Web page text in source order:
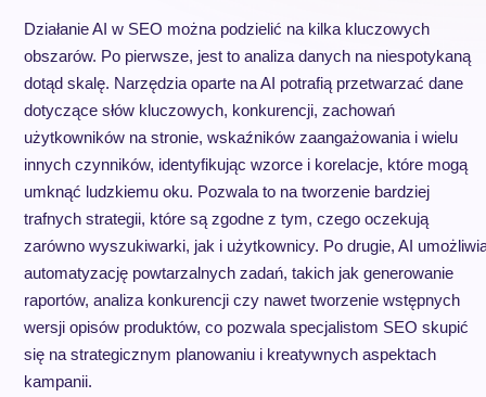
Działanie AI w SEO można podzielić na kilka kluczowych
obszarów. Po pierwsze, jest to analiza danych na niespotykaną
dotąd skalę. Narzędzia oparte na AI potrafią przetwarzać dane
dotyczące słów kluczowych, konkurencji, zachowań
użytkowników na stronie, wskaźników zaangażowania i wielu
innych czynników, identyfikując wzorce i korelacje, które mogą
umknąć ludzkiemu oku. Pozwala to na tworzenie bardziej
trafnych strategii, które są zgodne z tym, czego oczekują
zarówno wyszukiwarki, jak i użytkownicy. Po drugie, AI
automatyzację powtarzalnych zadań, takich jak generowanie
raportów, analiza konkurencji czy nawet tworzenie wstępnych
wersji opisów produktów, co pozwala specjalistom SEO skupić
się na strategicznym planowaniu i kreatywnych aspektach
kampanii.